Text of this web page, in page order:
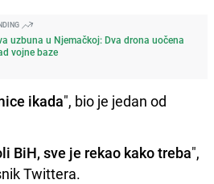
uzbuna u Njemačkoj: Dva drona uočena
vojne baze
ikada", bio je jedan od
BiH, sve je rekao kako treba",
Twittera.